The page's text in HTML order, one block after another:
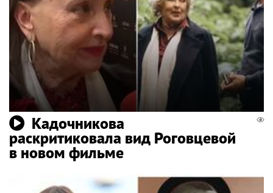
Кадочникова
раскритиковала вид Роговцевой
в новом фильме